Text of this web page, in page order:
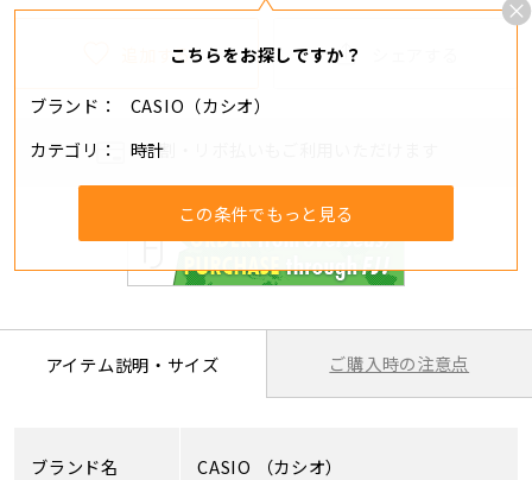
こちらをお探しですか？
ブランド
CASIO（カシオ）
カテゴリ
時計
この条件でもっと見る
追加する
分割・リボ払いもご利用いただけます
アイテム説明・サイズ ご購入時の注意点
ブランド名 CASIO （カシオ）